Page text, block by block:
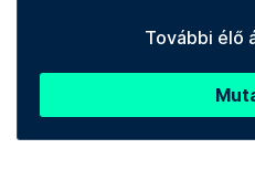
További élő